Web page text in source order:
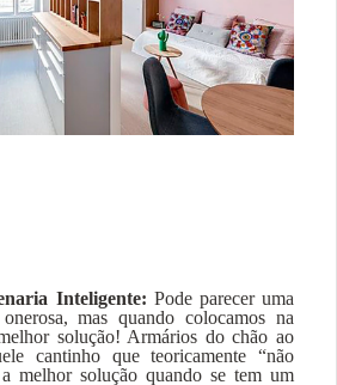
Inteligente: Pode parecer uma
mas quando colocamos na
solução! Armários do chão ao
cantinho que teoricamente “não
melhor solução quando se tem um